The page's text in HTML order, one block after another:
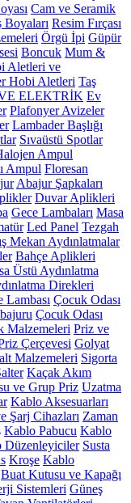
Cam ve Seramik
Boyaları Resim Fırçası
Örgü İpi Güpür
Boncuk Mum &
Aletleri ve
Hobi Aletleri Taş
ELEKTRİK Ev
Plafonyer Avizeler
Lambader Başlığı
Sıvaüstü Spotlar
Ampul
Ampul Floresan
Abajur Şapkaları
Duvar Aplikleri
Gece Lambaları Masa
Led Panel Tezgah
Mekan Aydınlatmalar
Bahçe Aplikleri
Üstü Aydınlatma
Direkleri
Lambası Çocuk Odası
Çocuk Odası
Malzemeleri Priz ve
Çerçevesi Golyat
Malzemeleri Sigorta
Kaçak Akım
ve Grup Priz Uzatma
Kablo Aksesuarları
Şarj Cihazları Zaman
Kablo Pabucu Kablo
Düzenleyiciler Susta
Kroşe Kablo
Buat Kutusu ve Kapağı
Sistemleri Güneş